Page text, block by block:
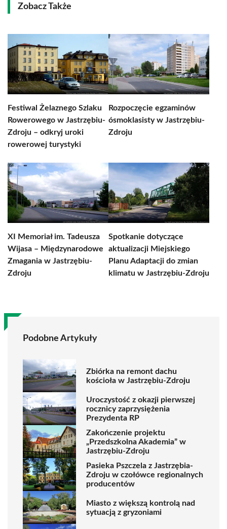
Zobacz Także
Festiwal Żelaznego Szlaku
Rowerowego w Jastrzębiu-
Zdroju – odkryj uroki
rowerowej turystyki
Rozpoczęcie egzaminów
ósmoklasisty w Jastrzębiu-
Zdroju
XI Memoriał im. Tadeusza
Wijasa – Międzynarodowe
Zmagania w Jastrzębiu-
Zdroju
Spotkanie dotyczące
aktualizacji Miejskiego
Planu Adaptacji do zmian
klimatu w Jastrzębiu-Zdroju
Podobne Artykuły
Zbiórka na remont dachu
kościoła w Jastrzębiu-Zdroju
Uroczystość z okazji pierwszej
rocznicy zaprzysiężenia
Prezydenta RP
Zakończenie projektu
„Przedszkolna Akademia” w
Jastrzębiu-Zdroju
Pasieka Pszczela z Jastrzębia-
Zdroju w czołówce regionalnych
producentów
Miasto z większą kontrolą nad
sytuacją z gryzoniami